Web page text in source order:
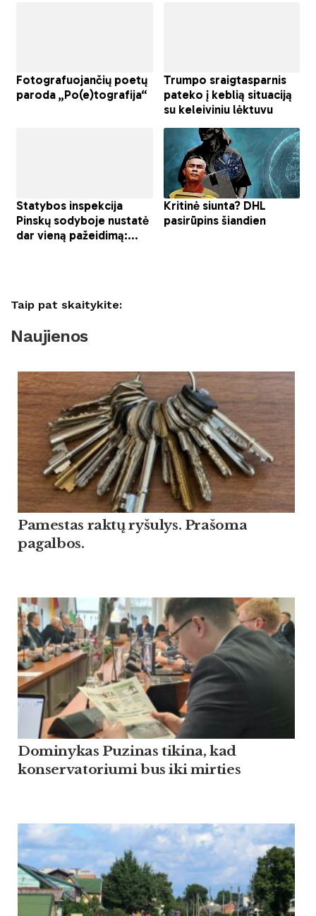
Taip pat skaitykite:
Naujienos
Pamestas raktų ryšulys. Prašoma
pagalbos.
Dominykas Puzinas tikina, kad
konservatoriumi bus iki mirties